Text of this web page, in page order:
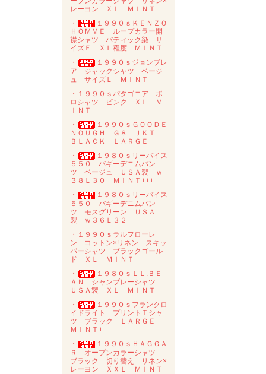
レーヨン ＸＬ ＭＩＮＴ
・
１９９０ｓＫＥＮＺＯ
ＨＯＭＭＥ ループカラー開
襟シャツ バティック染 サ
イズＦ ＸＬ程度 ＭＩＮＴ
・
１９９０ｓジョンブレ
ア ジャックシャツ ベージ
ュ サイズＬ ＭＩＮＴ
・１９９０ｓパタゴニア ポ
ロシャツ ピンク ＸＬ Ｍ
ＩＮＴ
・
１９９０ｓＧＯＯＤＥ
ＮＯＵＧＨ Ｇ８ ＪＫＴ
ＢＬＡＣＫ ＬＡＲＧＥ
・
１９８０ｓリーバイス
５５０ バギーデニムパン
ツ ベージュ ＵＳＡ製 ｗ
３８Ｌ３０ ＭＩＮＴ+++
・
１９８０ｓリーバイス
５５０ バギーデニムパン
ツ モスグリーン ＵＳＡ
製 ｗ３６Ｌ３２
・１９９０ｓラルフローレ
ン コットン×リネン スキッ
パーシャツ ブラックゴール
ド ＸＬ ＭＩＮＴ
・
１９８０ｓＬＬ.ＢＥ
ＡＮ シャンブレーシャツ
ＵＳＡ製 ＸＬ ＭＩＮＴ
・
１９９０ｓフランクロ
イドライト プリントＴシャ
ツ ブラック ＬＡＲＧＥ
ＭＩＮＴ+++
・
１９９０ｓＨＡＧＧＡ
Ｒ オープンカラーシャツ
ブラック 切り替え リネン×
レーヨン ＸＸＬ ＭＩＮＴ